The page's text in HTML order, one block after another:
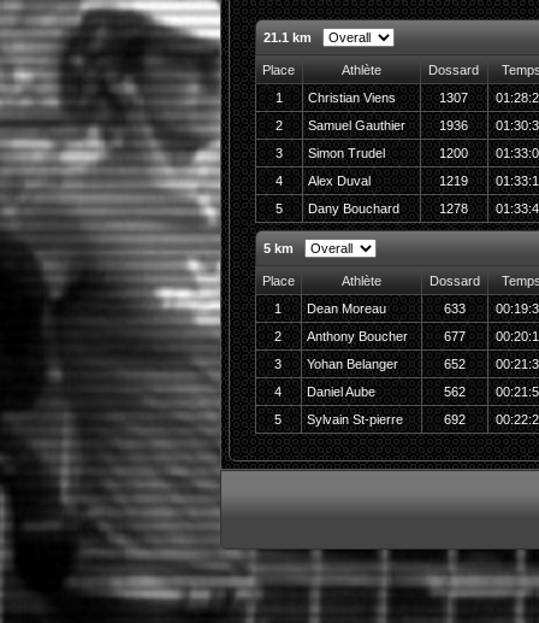
21.1 km
Place Athlète Dossard
1
Christian Viens 1307
2
Samuel Gauthier 1936
3
Simon Trudel 1200
4
Alex Duval 1219
5
Dany Bouchard 1278
5 km
Place Athlète Dossard
1
Dean Moreau 633
2
Anthony Boucher 677
3
Yohan Belanger 652
4
Daniel Aube 562
5
Sylvain St-pierre 692